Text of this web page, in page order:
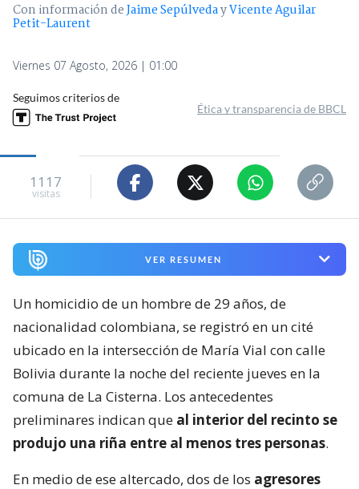
Con información deJaime SepúlvedayVicente Aguilar
Petit-Laurent
Viernes 07 Agosto, 2026 | 01:00
Seguimos criterios de
Ética y transparencia de BBCL
1117
visitas
VER RESUMEN
Un homicidio de un hombre de 29 años, de
nacionalidad colombiana, se registró en un cité
ubicado en la intersección de María Vial con calle
Bolivia durante la noche del reciente jueves en la
comuna de La Cisterna. Los antecedentes
preliminares indican que al interior del recinto se
produjo una riña entre al menos tres personas.
En medio de ese altercado, dos de los agresores